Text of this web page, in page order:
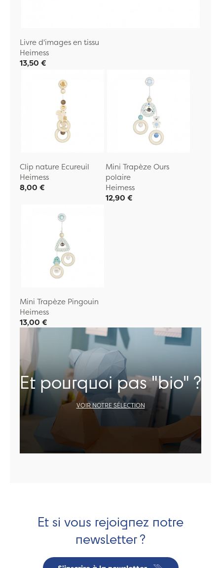
Livre d'images en tissu
Heimess
13,50 €
Clip nature Ecureuil
Heimess
8,00 €
Mini Trapèze Ours
polaire
Heimess
12,90 €
Mini Trapèze Pingouin
Heimess
13,00 €
Et pourquoi pas "bio" ?
VOIR NOTRE SÉLECTION
Et si vous rejoignez notre
newsletter ?